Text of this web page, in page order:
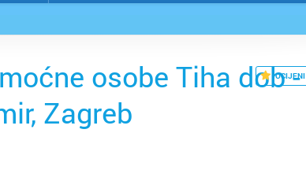
OCIJENI
osobe Tiha dob -
Zagreb